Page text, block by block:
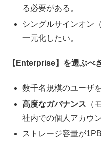
る必要がある。
シングルサインオン
一元化したい。
【Enterprise】を選ぶべ
数千名規模のユーザ
高度なガバナンス （
社内での個人アカウ
ストレージ容量が